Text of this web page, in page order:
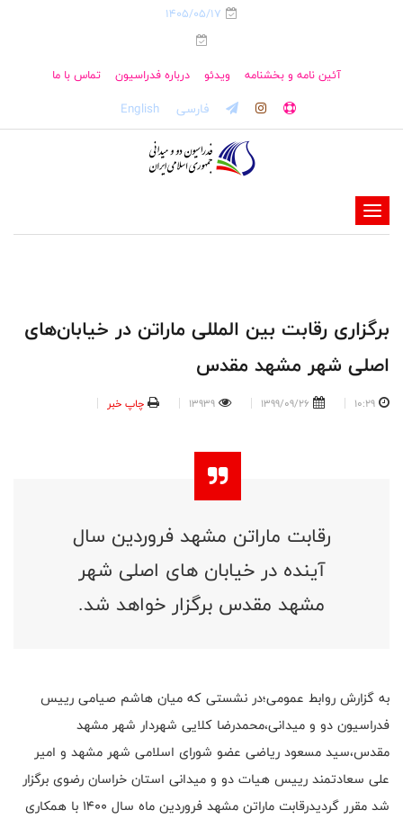
1405/05/17
آئین نامه و بخشنامه ویدئو درباره فدراسیون تماس با ما
فارسی English
-
-
-
-
برگزاری رقابت بین المللی ماراتن در خیابان‌های
اصلی شهر مشهد مقدس
10:29
1399/09/26
13939 چاپ خبر
رقابت ماراتن مشهد فروردین سال
آینده در خیابان های اصلی شهر
مشهد مقدس برگزار خواهد شد.
به گزارش روابط عمومی؛در نشستی که میان هاشم صیامی رییس
فدراسیون دو و میدانی،محمدرضا کلایی شهردار شهر مشهد
مقدس،سید مسعود ریاضی عضو شورای اسلامی شهر مشهد و امیر
علی سعادتمند رییس هیات دو و میدانی استان خراسان رضوی برگزار
شد مقرر گردیدرقابت ماراتن مشهد فروردین ماه سال ۱۴۰۰ با همکاری